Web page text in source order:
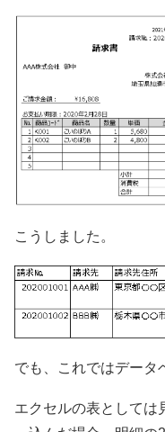
こうしました。
でも、これではデータ
エクセルの表としては